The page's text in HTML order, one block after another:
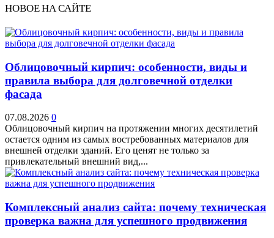
НОВОЕ НА САЙТЕ
Облицовочный кирпич: особенности, виды и
правила выбора для долговечной отделки
фасада
07.08.2026 0
Облицовочный кирпич на протяжении многих десятилетий
остается одним из самых востребованных материалов для
внешней отделки зданий. Его ценят не только за
привлекательный внешний вид,...
Комплексный анализ сайта: почему техническая
проверка важна для успешного продвижения